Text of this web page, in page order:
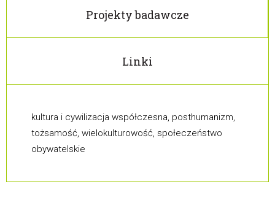
Projekty badawcze
Linki
kultura i cywilizacja współczesna, posthumanizm,
tożsamość, wielokulturowość, społeczeństwo
obywatelskie